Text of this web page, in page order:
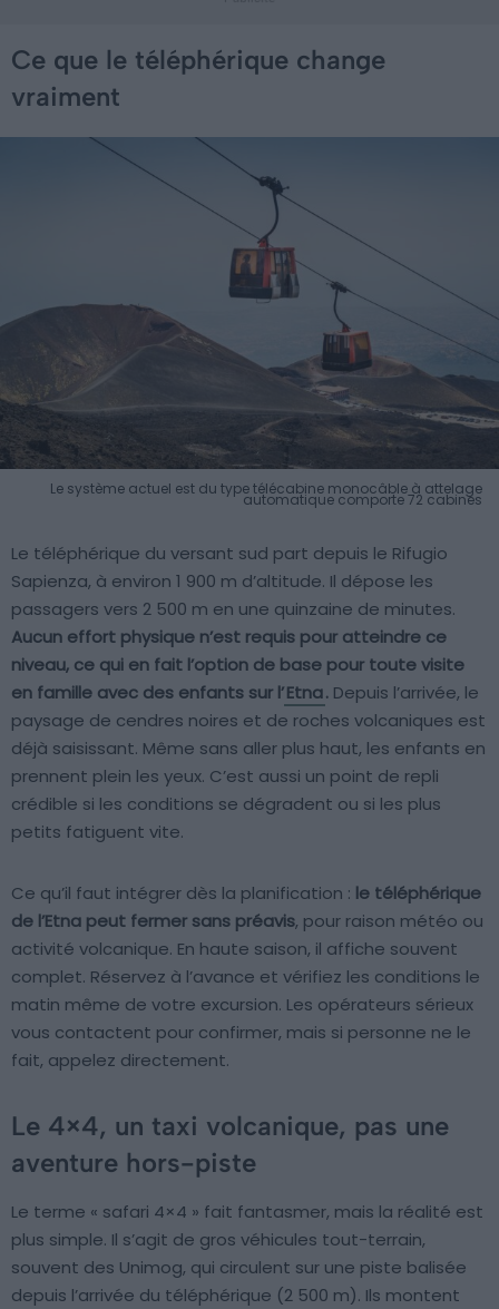
Ce que le téléphérique change
vraiment
Le système actuel est du type télécabine monocâble à attelage
automatique comporte 72 cabines
Le téléphérique du versant sud part depuis le Rifugio
Sapienza, à environ 1 900 m d’altitude. Il dépose les
passagers vers 2 500 m en une quinzaine de minutes.
Aucun effort physique n’est requis pour atteindre ce
niveau, ce qui en fait l’option de base pour toute visite
en famille avec des enfants sur l’Etna. Depuis l’arrivée, le
paysage de cendres noires et de roches volcaniques est
déjà saisissant. Même sans aller plus haut, les enfants en
prennent plein les yeux. C’est aussi un point de repli
crédible si les conditions se dégradent ou si les plus
petits fatiguent vite.
Ce qu’il faut intégrer dès la planification : le téléphérique
de l’Etna peut fermer sans préavis, pour raison météo ou
activité volcanique. En haute saison, il affiche souvent
complet. Réservez à l’avance et vérifiez les conditions le
matin même de votre excursion. Les opérateurs sérieux
vous contactent pour confirmer, mais si personne ne le
fait, appelez directement.
Le 4×4, un taxi volcanique, pas une
aventure hors-piste
Le terme « safari 4×4 » fait fantasmer, mais la réalité est
plus simple. Il s’agit de gros véhicules tout-terrain,
souvent des Unimog, qui circulent sur une piste balisée
depuis l’arrivée du téléphérique (2 500 m). Ils montent